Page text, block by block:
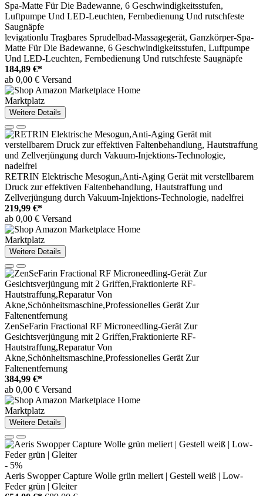
levigationlu Tragbares Sprudelbad-Massagegerät, Ganzkörper-Spa-
Matte Für Die Badewanne, 6 Geschwindigkeitsstufen, Luftpumpe
Und LED-Leuchten, Fernbedienung Und rutschfeste Saugnäpfe
184,89 €*
ab 0,00 € Versand
Marktplatz
Weitere Details
RETRIN Elektrische Mesogun,Anti-Aging Gerät mit verstellbarem
Druck zur effektiven Faltenbehandlung, Hautstraffung und
Zellverjüngung durch Vakuum-Injektions-Technologie, nadelfrei
219,99 €*
ab 0,00 € Versand
Marktplatz
Weitere Details
ZenSeFarin Fractional RF Microneedling-Gerät Zur
Gesichtsverjüngung mit 2 Griffen,Fraktionierte RF-
Hautstraffung,Reparatur Von
Akne,Schönheitsmaschine,Professionelles Gerät Zur
Faltenentfernung
384,99 €*
ab 0,00 € Versand
Marktplatz
Weitere Details
- 5%
Aeris Swopper Capture Wolle grün meliert | Gestell weiß | Low-
Feder grün | Gleiter